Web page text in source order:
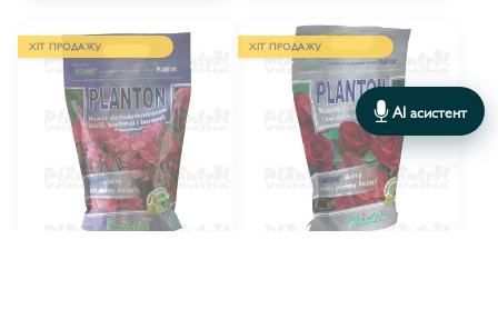
ХІТ ПРОДАЖУ ХІТ ПРОДАЖУ
AI асистент